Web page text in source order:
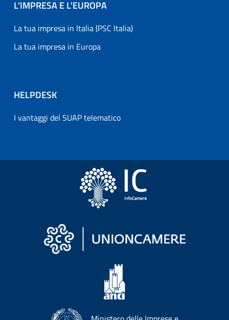
L’IMPRESA E L'EUROPA
La tua impresa in Italia (PSC Italia)
La tua impresa in Europa
HELPDESK
I vantaggi del SUAP telematico